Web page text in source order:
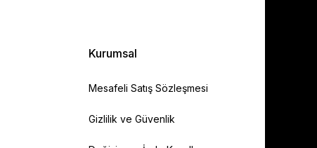
Kurumsal
Mesafeli Satış Sözleşmesi
Gizlilik ve Güvenlik